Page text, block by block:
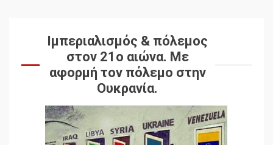
Ιμπεριαλισμός & πόλεμος
στον 21ο αιώνα. Mε
αφορμή τον πόλεμο στην
Ουκρανία.